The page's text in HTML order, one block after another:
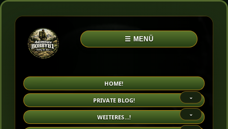
☰ MENÜ
HOME!
PRIVATE BLOG! ⌄
WEITERES…! ⌄